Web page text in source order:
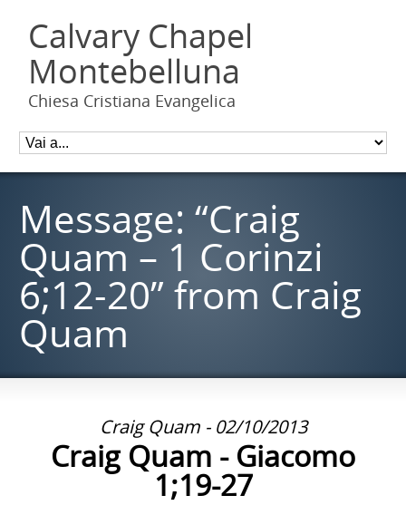
Calvary Chapel
Montebelluna
Chiesa Cristiana Evangelica
Message: “Craig
Quam – 1 Corinzi
6;12-20” from Craig
Quam
Craig Quam - 02/10/2013
Craig Quam - Giacomo
1;19-27